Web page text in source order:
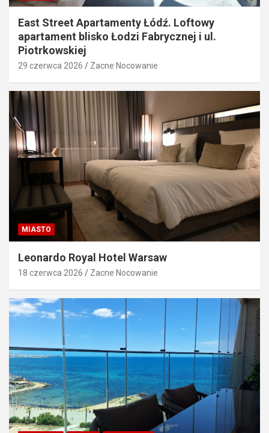
East Street Apartamenty Łódź. Loftowy
apartament blisko Łodzi Fabrycznej i ul.
Piotrkowskiej
29 czerwca 2026 Zacne Nocowanie
MIASTO
Leonardo Royal Hotel Warsaw
18 czerwca 2026 Zacne Nocowanie